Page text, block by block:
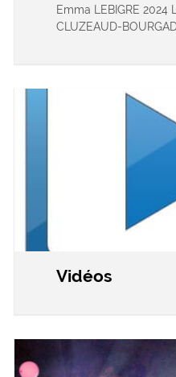
Emma LEBIGRE 2024
CLUZEAUD-
Vidéos